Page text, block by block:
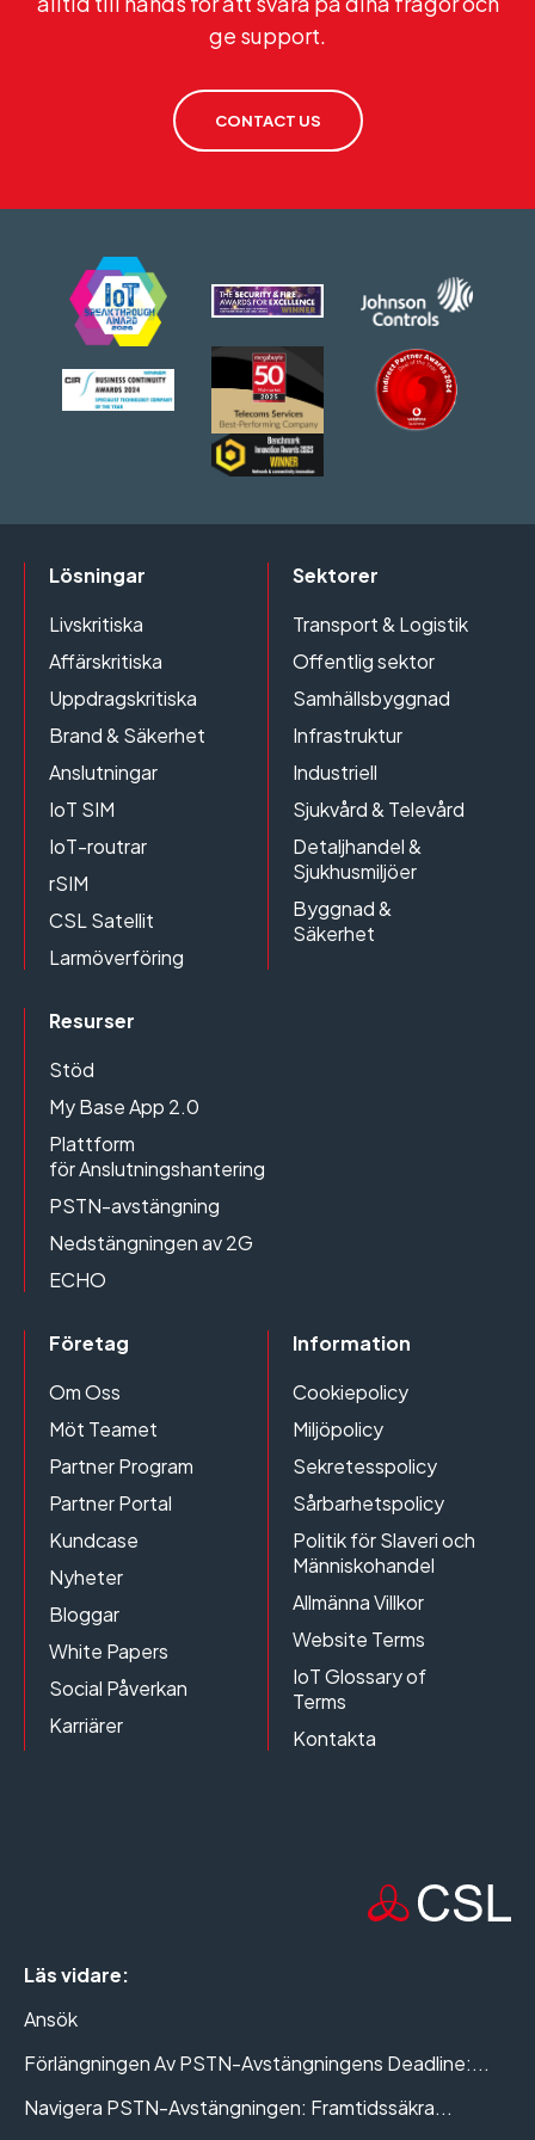
ge support.
CONTACT US
Lösningar
Livskritiska
Affärskritiska
Uppdragskritiska
Brand & Säkerhet
Anslutningar
IoT SIM
IoT-routrar
rSIM
CSL Satellit
Larmöverföring
Sektorer
Transport & Logistik
Offentlig sektor
Samhällsbyggnad
Infrastruktur
Industriell
Sjukvård & Televård
Detaljhandel &
Sjukhusmiljöer
Byggnad &
Säkerhet
Resurser
Stöd
My Base App 2.0
Plattform
för Anslutningshantering
PSTN-avstängning
Nedstängningen av 2G
ECHO
Företag
Om Oss
Möt Teamet
Partner Program
Partner Portal
Kundcase
Nyheter
Bloggar
White Papers
Social Påverkan
Karriärer
Information
Cookiepolicy
Miljöpolicy
Sekretesspolicy
Sårbarhetspolicy
Politik för Slaveri och
Människohandel
Allmänna Villkor
Website Terms
IoT Glossary of
Terms
Kontakta
Läs vidare:
Ansök
Förlängningen Av PSTN-Avstängningens Deadline:...
Navigera PSTN-Avstängningen: Framtidssäkra...